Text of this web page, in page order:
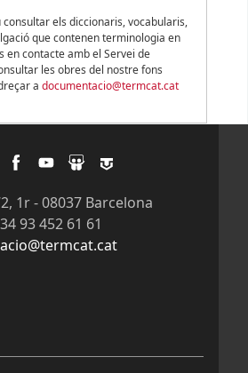
els diccionaris, vocabularis,
que contenen terminologia en
en contacte amb el Servei de
les obres del nostre fons
a documentacio@termcat.cat
1r - 08037 Barcelona
93 452 61 61